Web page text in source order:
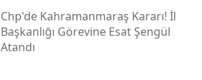
Chp'de Kahramanmaraş Kararı! İl
Başkanlığı Görevine Esat Şengül
Atandı